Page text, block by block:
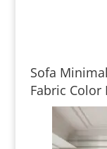
Sofa
Fabric Color